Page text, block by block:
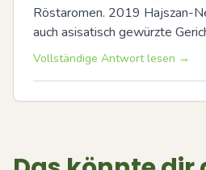
Röstaromen. 2019 Hajszan-
auch asisatisch gewürzte
Vollständige Antwort lesen →